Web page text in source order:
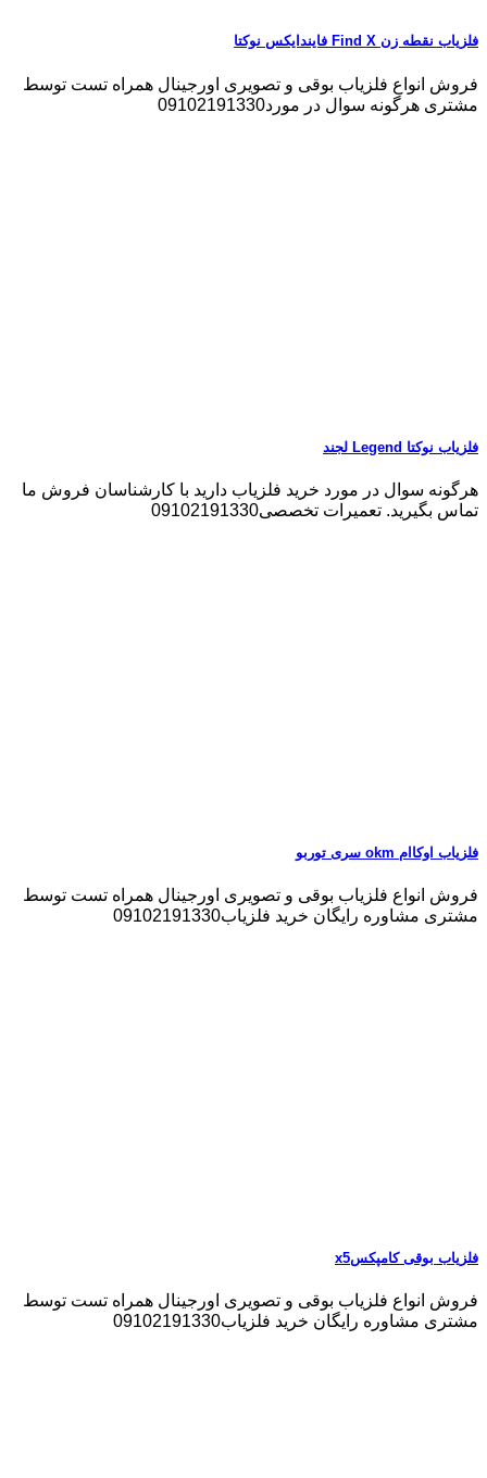
فلزیاب نقطه زن Find X فایندایکس نوکتا
فروش انواع فلزیاب بوقی و تصویری اورجینال همراه تست توسط
مشتری هرگونه سوال در مورد09102191330
فلزیاب نوکتا Legend لجند
هرگونه سوال در مورد خرید فلزیاب دارید با کارشناسان فروش ما
تماس بگیرید. تعمیرات تخصصی09102191330
فلزیاب اوکاام okm سری توربو
فروش انواع فلزیاب بوقی و تصویری اورجینال همراه تست توسط
مشتری مشاوره رایگان خرید فلزیاب09102191330
فلزیاب بوقی کامپکسx5
فروش انواع فلزیاب بوقی و تصویری اورجینال همراه تست توسط
مشتری مشاوره رایگان خرید فلزیاب09102191330